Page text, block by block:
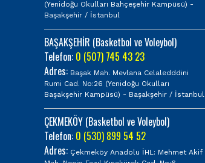
(Yenidoğu Okulları Bahçeşehir Kampüsü) -
Başakşehir / İstanbul
BAŞAKŞEHİR (Basketbol ve Voleybol)
Telefon: 0 (507) 745 43 23
Adres: Başak Mah. Mevlana Celaledddini
Rumi Cad. No:26 (Yenidoğu Okulları
Başakşehir Kampüsü) - Başakşehir / İstanbul
ÇEKMEKÖY (Basketbol ve Voleybol)
Telefon: 0 (530) 899 54 52
Adres: Çekmeköy Anadolu İHL: Mehmet Akif